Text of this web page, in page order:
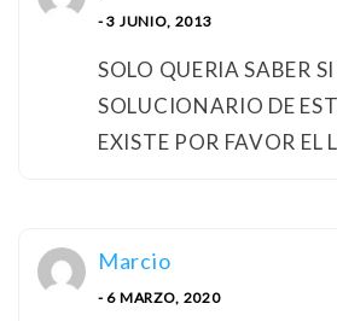
- 3 JUNIO, 2013
SOLO QUERIA SABER
SOLUCIONARIO DE
EXISTE POR FAVOR EL
Marcio
- 6 MARZO, 2020